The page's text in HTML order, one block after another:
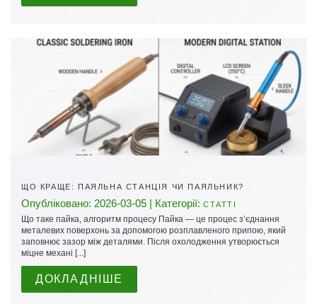
ЩО КРАЩЕ: ПАЯЛЬНА СТАНЦІЯ ЧИ ПАЯЛЬНИК?
Опубліковано: 2026-03-05 | Категорії: СТАТТІ
Що таке пайка, алгоритм процесу Пайка — це процес з’єднання
металевих поверхонь за допомогою розплавленого припою, який
заповнює зазор між деталями. Після охолодження утворюється
міцне механі [...]
ДОКЛАДНІШЕ